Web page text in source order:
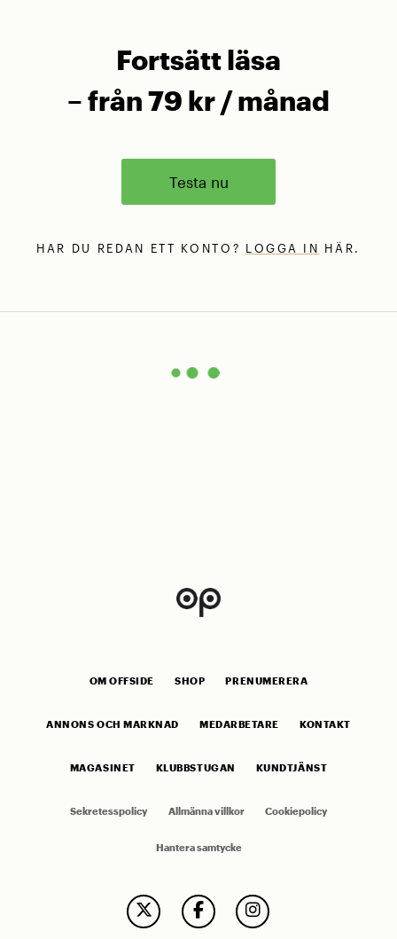
Fortsätt läsa
– från 79 kr / månad
Testa nu
HAR DU REDAN ETT KONTO? LOGGA IN HÄR.
OM OFFSIDE SHOP PRENUMERERA
ANNONS OCH MARKNAD MEDARBETARE KONTAKT
MAGASINET KLUBBSTUGAN KUNDTJÄNST
Sekretesspolicy Allmänna villkor Cookiepolicy
Hantera samtycke